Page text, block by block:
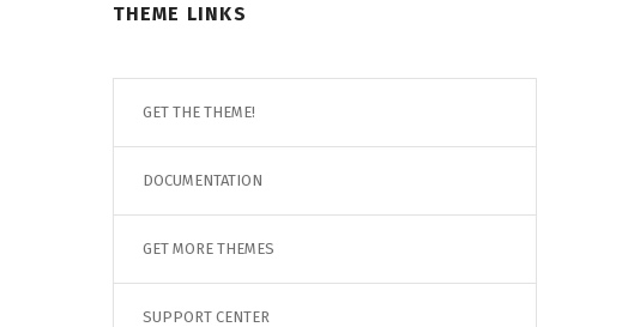
THEME LINKS
GET THE THEME!
DOCUMENTATION
GET MORE THEMES
SUPPORT CENTER